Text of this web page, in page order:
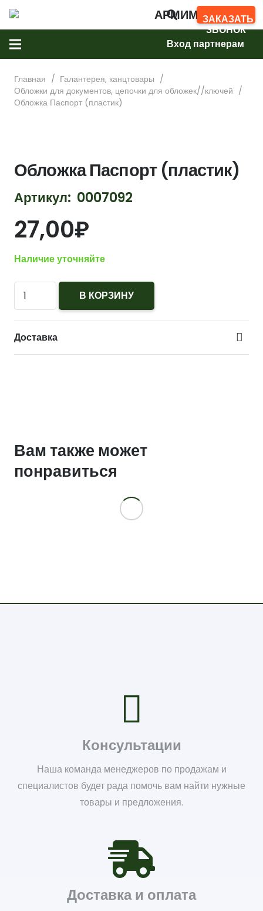
АРМИМАРКЕТ
ЗАКАЗАТЬ
ЗВОНОК
Вход партнерам
Главная / Галантерея, канцтовары /
Обложки для документов, цепочки для обложек//ключей /
Обложка Паспорт (пластик)
Обложка Паспорт (пластик)
Артикул: 0007092
27,00₽
Наличие уточняйте
Количество
Обложка
Паспорт
(пластик)
В КОРЗИНУ
Доставка
Вам также может
понравиться
Консультации
Наша команда менеджеров по продажам и
специалистов будет рада помочь вам найти нужные
товары и предложения.
Доставка и оплата